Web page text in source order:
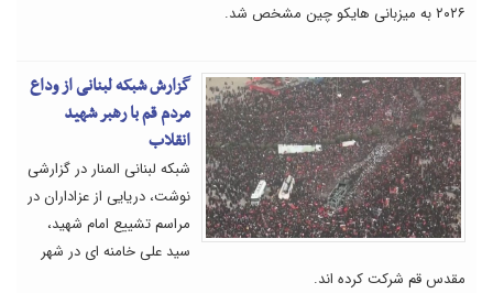
۲۰۲۶ به میزبانی هایکو چین مشخص شد.
گزارش شبکه لبنانی از وداع
مردم قم با رهبر شهید
انقلاب
شبکه لبنانی المنار در گزارشی
نوشت، دریایی از عزاداران در
مراسم تشییع امام شهید،
سید علی خامنه ای در شهر
مقدس قم شرکت کرده اند.